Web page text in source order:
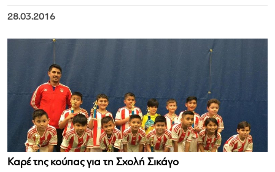
28.03.2016
Καρέ της κούπας για τη Σχολή Σικάγο